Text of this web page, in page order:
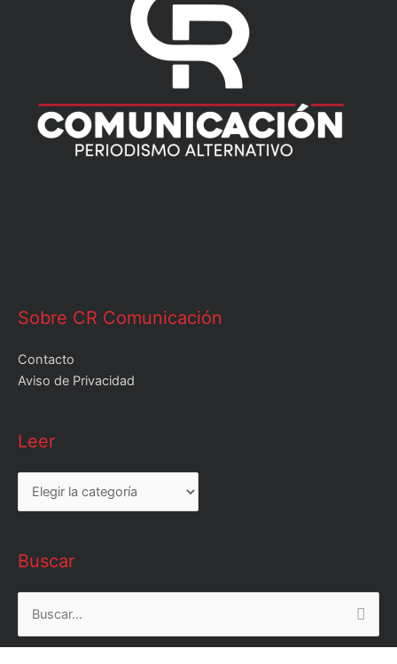
Sobre CR Comunicación
Contacto
Aviso de Privacidad
Leer
Leer
Buscar
Buscar
por: